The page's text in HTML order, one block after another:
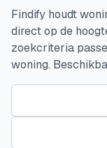
Findify houdt
direct op de
zoekcriteria
woning.